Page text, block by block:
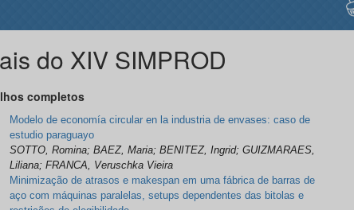
do XIV SIMPROD
completos
Modelo de economía circular en la industria de envases: caso de
estudio paraguayo
SOTTO, Romina; BAEZ, Maria; BENITEZ, Ingrid; GUIZMARAES,
Liliana; FRANCA, Veruschka Vieira
Minimização de atrasos e makespan em uma fábrica de barras de
aço com máquinas paralelas, setups dependentes das bitolas e